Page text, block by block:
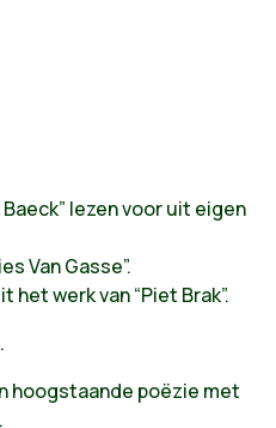
Baeck” lezen voor uit eigen
Van Gasse”.
het werk van “Piet Brak”.
hoogstaande poëzie met